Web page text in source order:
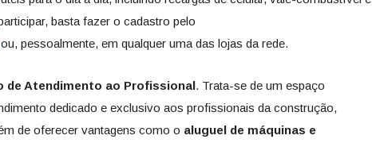
basta fazer o cadastro pelo
ou, pessoalmente, em qualquer uma das lojas da rede.
de Atendimento ao Profissional. Trata-se de um espaço
dedicado e exclusivo aos profissionais da construção,
de oferecer vantagens como o aluguel de máquinas e